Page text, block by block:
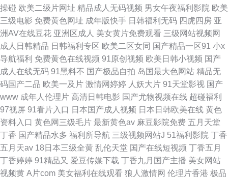
操碰 欧美二级片网址 精品成人无码视频 男女午夜福利影院 欧美
三级电影 免费黄色网址 成年版快手 日韩福利无码 四虎四房 亚
洲AV在线豆花 亚洲区成人 美女黄片免费观看 三级网站视频网
成人日韩精品 日韩福利专区 欧美二区女同 国产精品一区91 小x
导航福利 免费黄色在线视频 91原创视频 欧美日韩小视频 国产
成人在线无码 91黑料不 国产极品自拍 岛国最大色网站 精品无
码国产二品 欧美一及片 激情网婷婷 人妖大片 91天堂影视 国产
www 成年人伦理片 高清日韩电影 国产尤物视频在线 超碰福利
97视屏 91看片入口 日本国产成人视频 日本日韩欧美在线 黄色
资料入口 黄色网三级毛片 最新黄色av 麻豆影院免费 五月天堂
丁香 国产精品水多 福利所导航 三级视频网站J 51福利影院 丁香
五月天av 18日本三级全黄 乱伦天堂 国产在线短视频 丁香五月
丁香婷婷 91精品又 爱豆传媒下载 丁香九月国产主播 美女网站
视频黄 A片com 美女福利在线观看 狼人激情网 伦理片香港 极品